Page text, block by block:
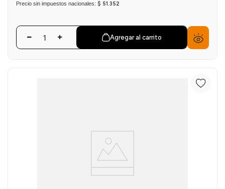
Precio sin impuestos nacionales: $ 51.352
Agregar al carrito